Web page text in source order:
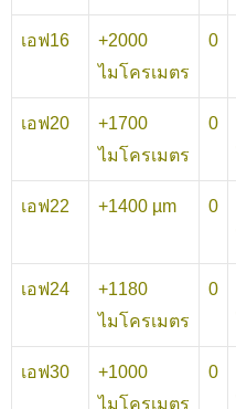
เอฟ16
+2000
ไมโครเมตร
0
เอฟ20
+1700
ไมโครเมตร
0
เอฟ22 +1400 µm 0
เอฟ24
+1180
ไมโครเมตร
0
เอฟ30
+1000
ไมโครเมตร
0